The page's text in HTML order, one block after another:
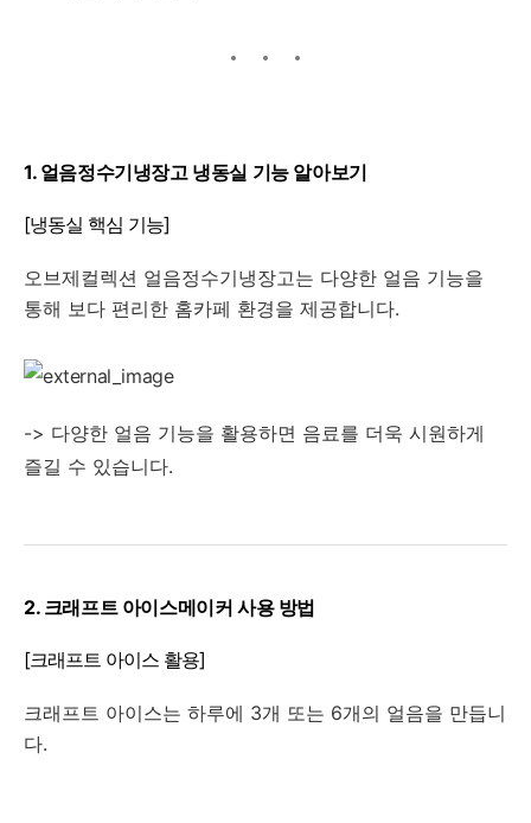
1. 얼음정수기냉장고 냉동실 기능 알아보기
[냉동실 핵심 기능]
오브제컬렉션 얼음정수기냉장고는 다양한 얼음 기능을
통해 보다 편리한 홈카페 환경을 제공합니다.
-> 다양한 얼음 기능을 활용하면 음료를 더욱 시원하게
즐길 수 있습니다.
2. 크래프트 아이스메이커 사용 방법
[크래프트 아이스 활용]
크래프트 아이스는 하루에 3개 또는 6개의 얼음을 만듭니
다.